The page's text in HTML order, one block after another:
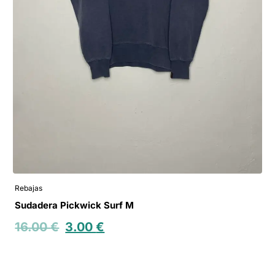
Rebajas
Sudadera Pickwick Surf M
16.00€ 3.00€